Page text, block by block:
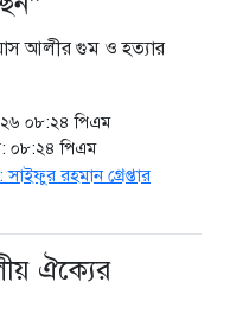
আলীর গুম ও হত্যার
০৮:২৪ পিএম
০৮:২৪ পিএম
ঐক্যের